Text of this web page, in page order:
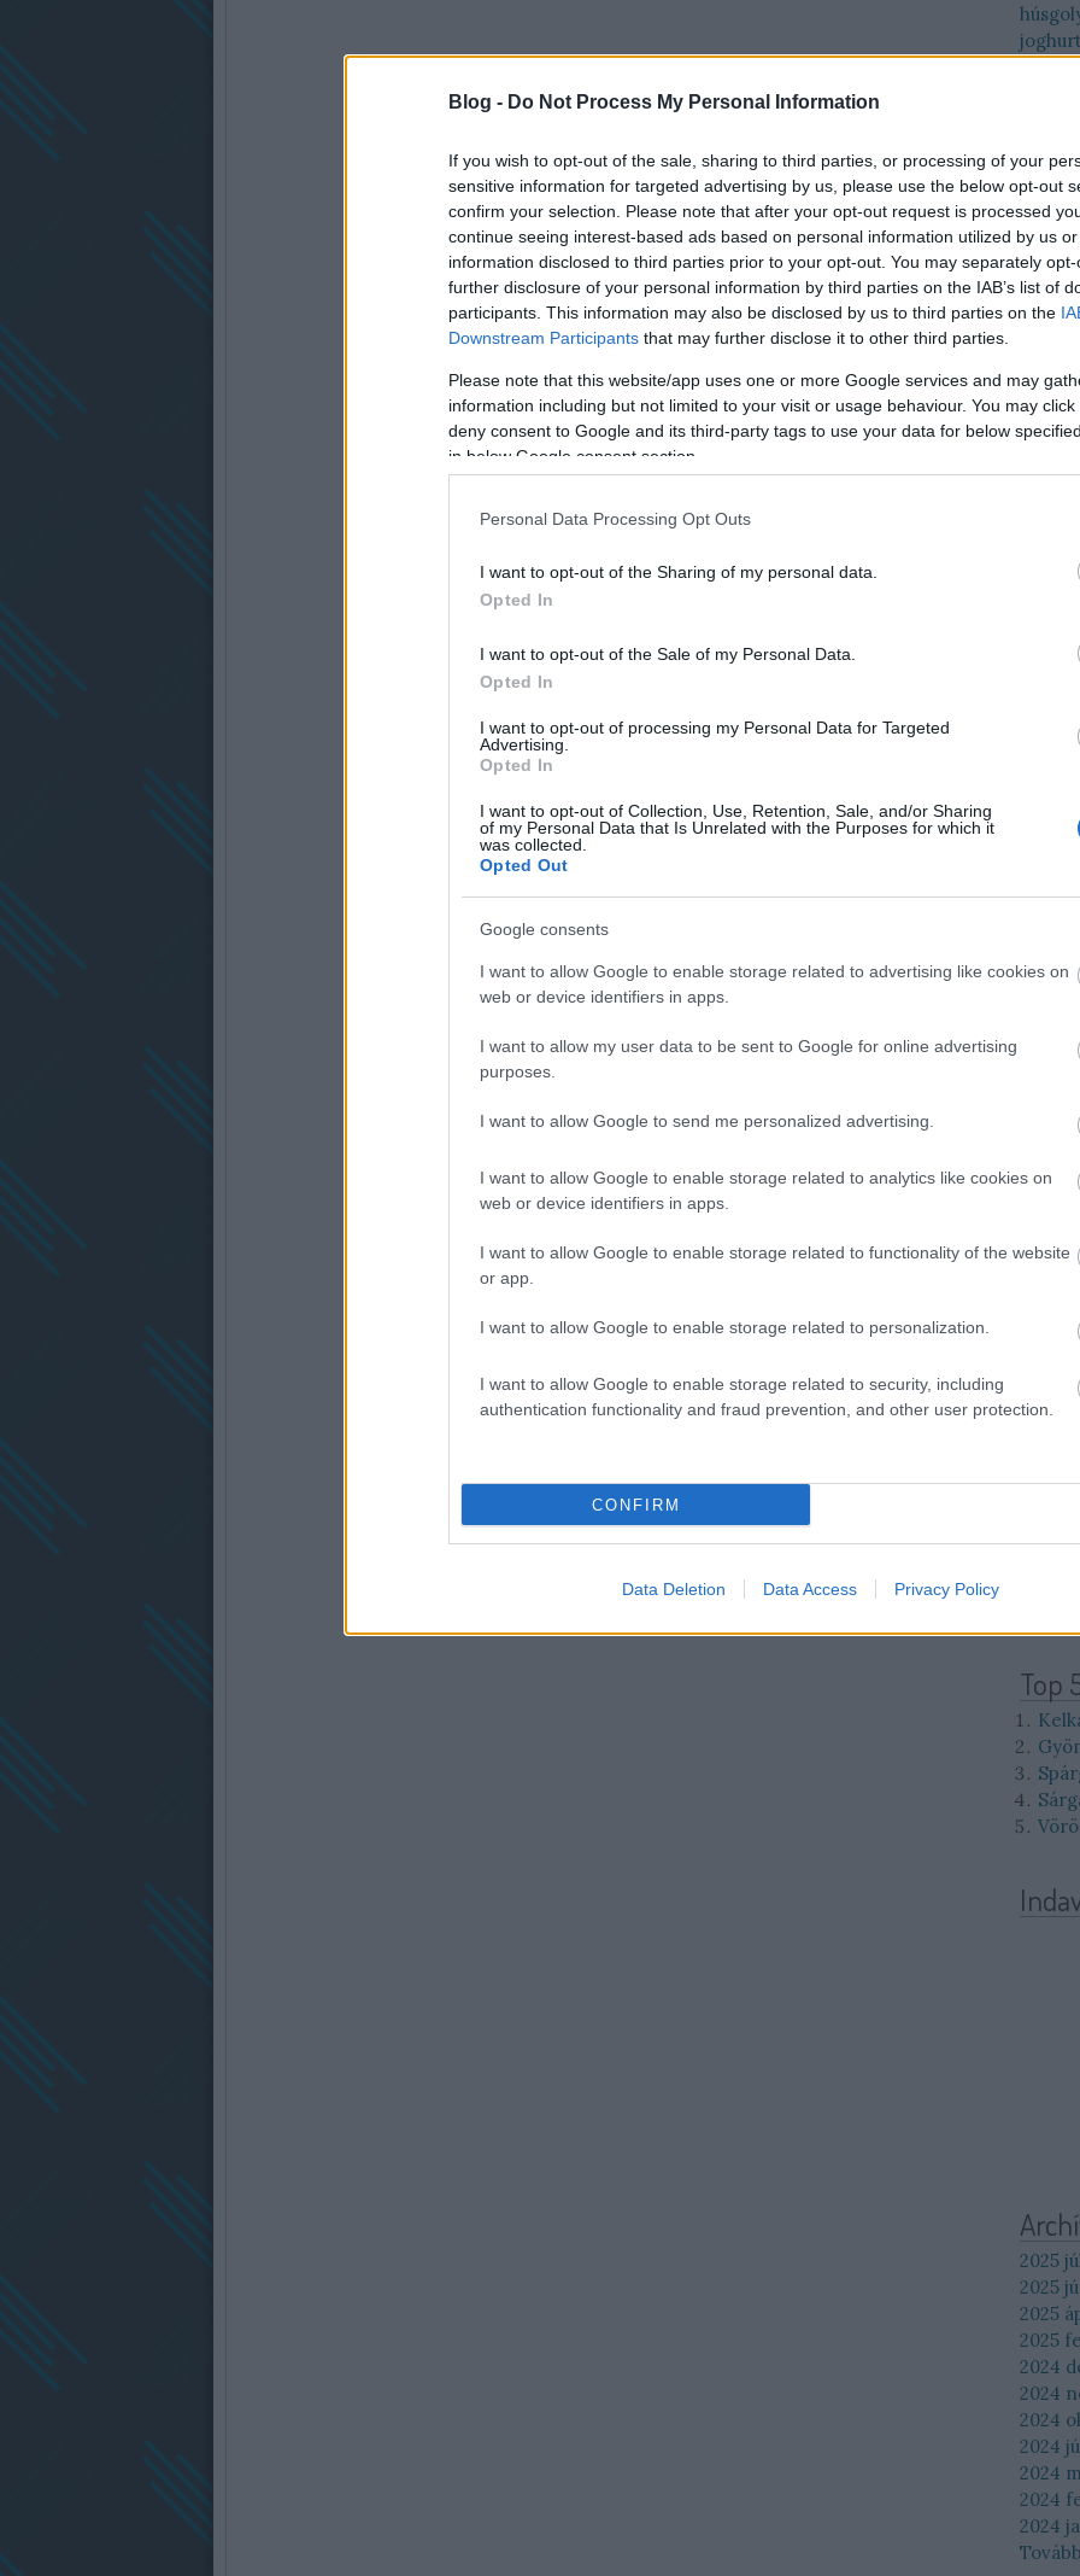
Blog - Do Not Process My Personal Information
If you wish to opt-out of the sale, sharing to third parties, or processing of your
sensitive information for targeted advertising by us, please use the below opt-out
confirm your selection. Please note that after your opt-out request is processed
continue seeing interest-based ads based on personal information utilized by us
information disclosed to third parties prior to your opt-out. You may separately
further disclosure of your personal information by third parties on the IAB’s list of
participants. This information may also be disclosed by us to third parties on the
Downstream Participants that may further disclose it to other third parties.
Please note that this website/app uses one or more Google services and may
information including but not limited to your visit or usage behaviour. You may
deny consent to Google and its third-party tags to use your data for below
in below Google consent section.
Personal Data Processing Opt Outs
I want to opt-out of the Sharing of my personal data.
Opted In
I want to opt-out of the Sale of my Personal Data.
Opted In
I want to opt-out of processing my Personal Data for Targeted
Advertising.
Opted In
I want to opt-out of Collection, Use, Retention, Sale, and/or Sharing
of my Personal Data that Is Unrelated with the Purposes for which it
was collected.
Opted Out
Google consents
I want to allow Google to enable storage related to advertising like cookies on
web or device identifiers in apps.
I want to allow my user data to be sent to Google for online advertising
purposes.
I want to allow Google to send me personalized advertising.
I want to allow Google to enable storage related to analytics like cookies on
web or device identifiers in apps.
I want to allow Google to enable storage related to functionality of the website
or app.
I want to allow Google to enable storage related to personalization.
I want to allow Google to enable storage related to security, including
authentication functionality and fraud prevention, and other user protection.
CONFIRM
Data Deletion Data Access Privacy Policy
joghurt
köles
lime
menta
pirított
vajbab
zsálya
3
4
Top
2025
2025
2025
2025
2024
2024
2024
2024
2024
2024
2024
Tovább